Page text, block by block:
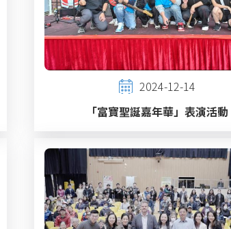
2024-12-14
「富寶聖誕嘉年華」表演活動